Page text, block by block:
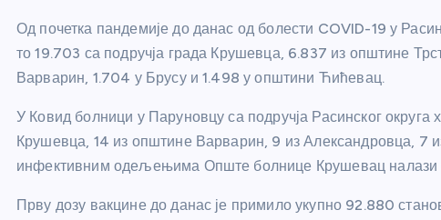
Од почетка пандемије до данас од болести COVID-19 у
то 19.703 са подручја града Крушевца, 6.837 из општине
Варварин, 1.704 у Брусу и 1.498 у општини Ћићевац.
У Ковид болници у Паруновцу са подручја Расинског округа
Крушевца, 14 из општине Варварин, 9 из Александровца, 7
инфективним одељењима Опште болнице Крушевац налази
Прву дозу вакцине до данас је примило укупно 92.880